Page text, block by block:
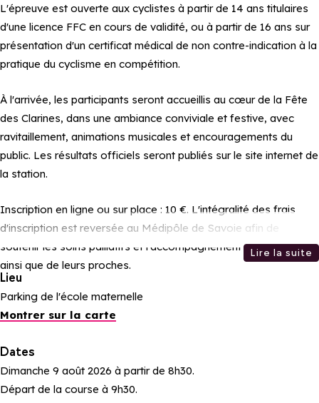
L'épreuve est ouverte aux cyclistes à partir de 14 ans titulaires
d'une licence FFC en cours de validité, ou à partir de 16 ans sur
présentation d'un certificat médical de non contre-indication à la
pratique du cyclisme en compétition.
À l'arrivée, les participants seront accueillis au cœur de la Fête
des Clarines, dans une ambiance conviviale et festive, avec
ravitaillement, animations musicales et encouragements du
public. Les résultats officiels seront publiés sur le site internet de
la station.
Inscription en ligne ou sur place : 10 €. L'intégralité des frais
d'inscription est reversée au Médipôle de Savoie afin de
soutenir les soins palliatifs et l'accompagnement des patients
ainsi que de leurs proches.
Lire la suite
Lieu
Parking de l'école maternelle
Montrer sur la carte
Dates
Dimanche 9 août 2026 à partir de 8h30.
Départ de la course à 9h30.